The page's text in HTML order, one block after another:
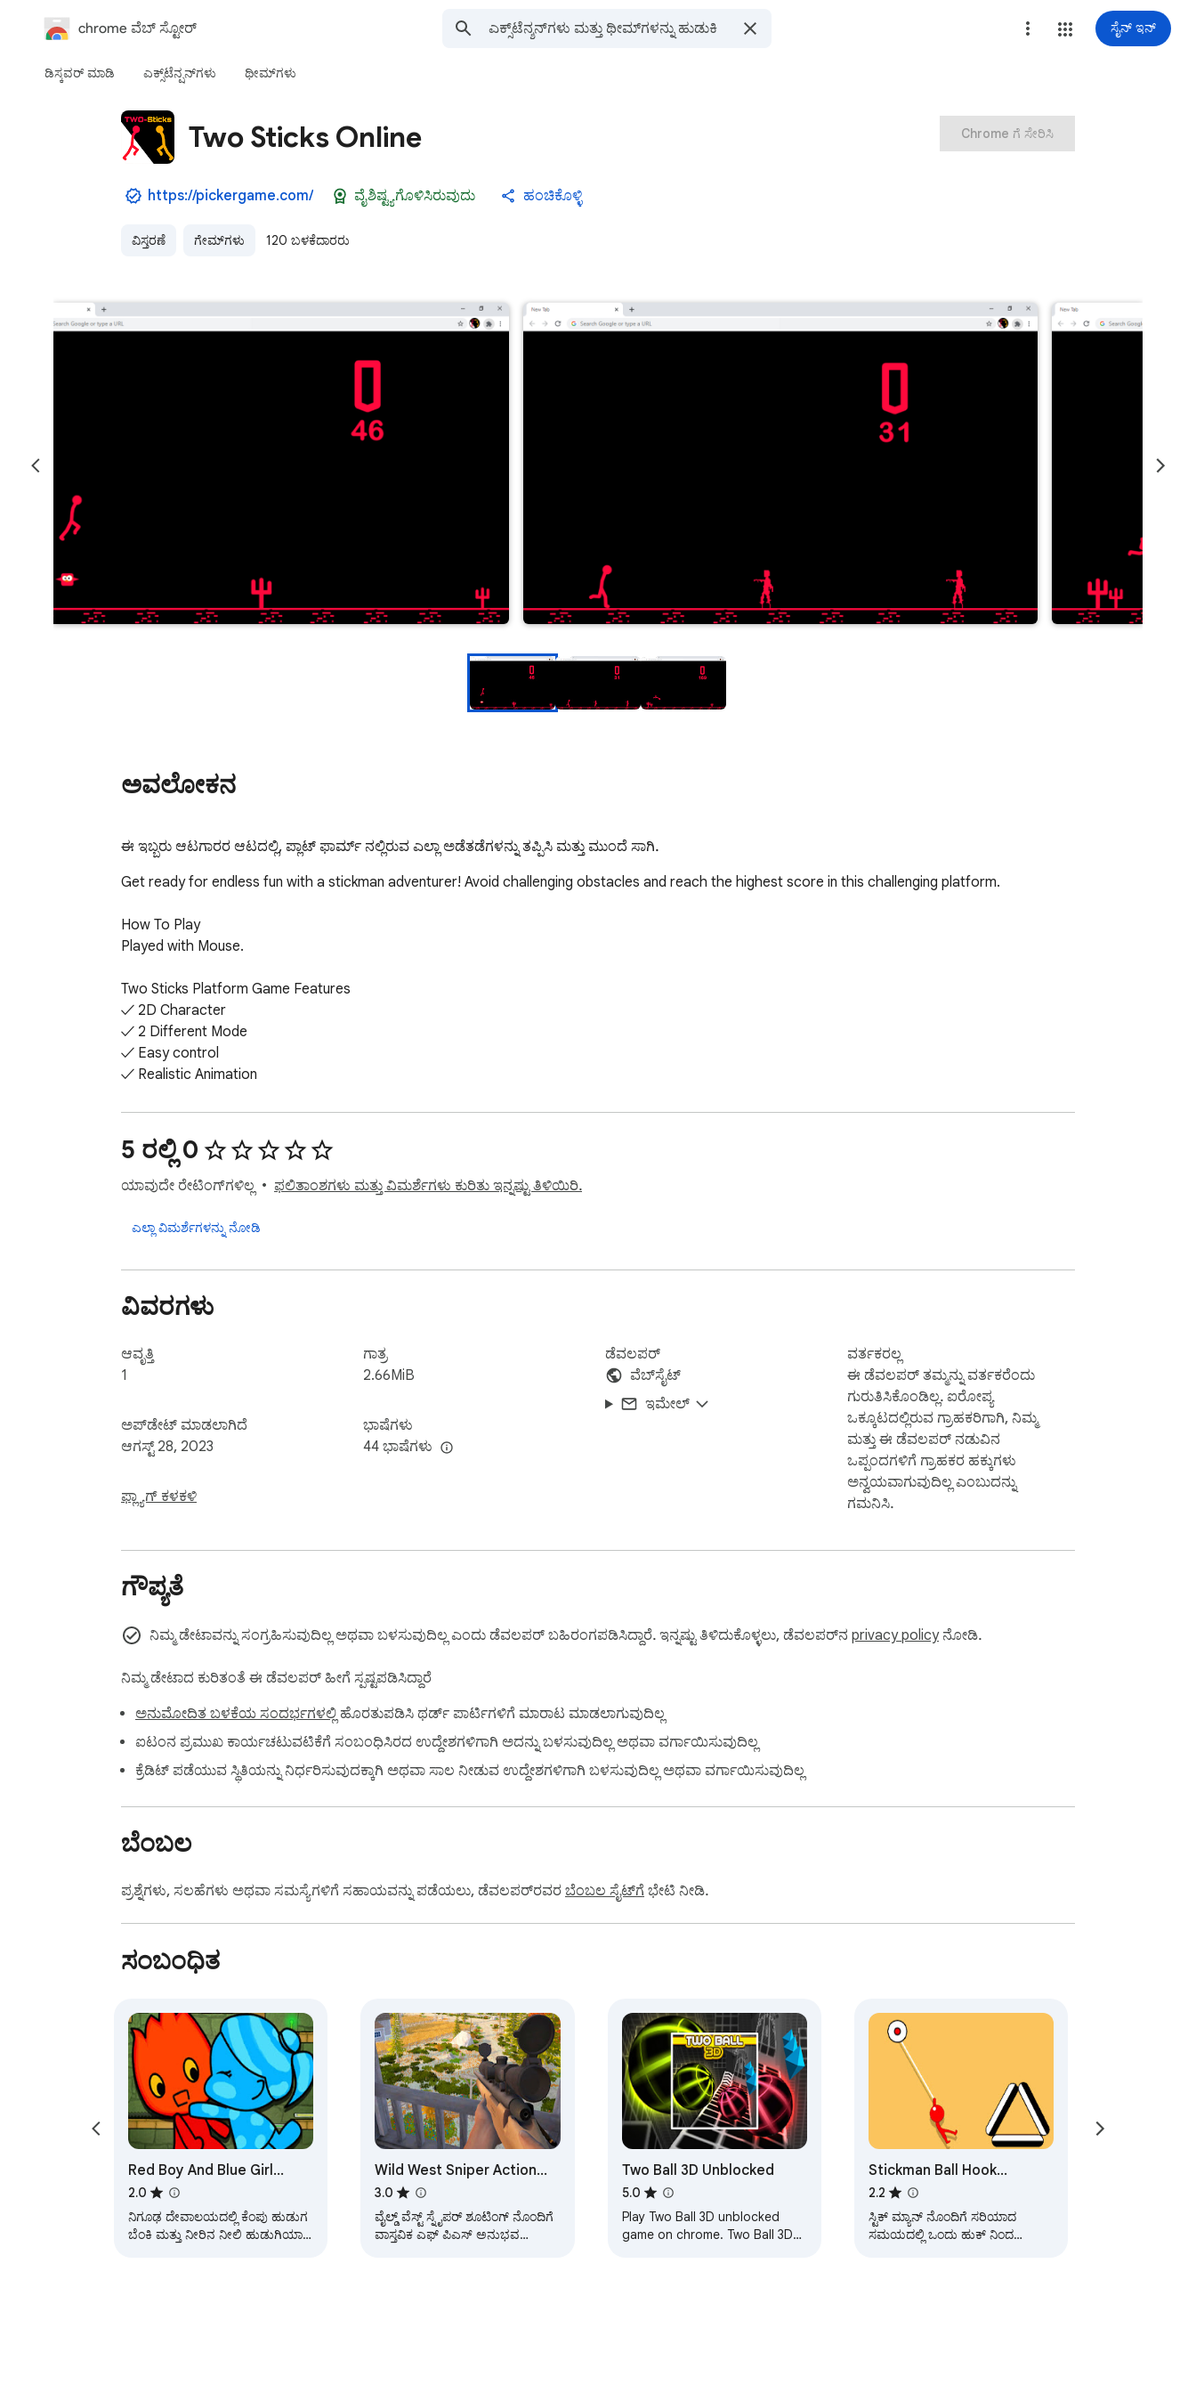
chrome ವೆಬ್‌ ಸ್ಟೋರ್‌ ಸೈನ್ ಇನ್
ಡಿಸ್ಕವರ್ ಮಾಡಿ ಎಕ್ಸ್‌ಟೆನ್ಷನ್‌‌ಗಳು ಥೀಮ್‌ಗಳು
Two Sticks Online
https://pickergame.com/ ವೈಶಿಷ್ಟ್ಯಗೊಳಿಸಿರುವುದು ಹಂಚಿಕೊಳ್ಳಿ
ವಿಸ್ತರಣೆ ಗೇಮ್‌ಗಳು 120 ಬಳಕೆದಾರರು
Chrome ಗೆ ಸೇರಿಸಿ
ಅವಲೋಕನ
ಈ ಇಬ್ಬರು ಆಟಗಾರರ ಆಟದಲ್ಲಿ, ಪ್ಲಾಟ್ ಫಾರ್ಮ್ ನಲ್ಲಿರುವ ಎಲ್ಲಾ ಅಡೆತಡೆಗಳನ್ನು ತಪ್ಪಿಸಿ ಮತ್ತು ಮುಂದೆ ಸಾಗಿ.
Get ready for endless fun with a stickman adventurer! Avoid challenging obstacles and reach the highest score in this challenging platform.
How To Play
Played with Mouse.
Two Sticks Platform Game Features
✓ 2D Character
✓ 2 Different Mode
✓ Easy control
✓ Realistic Animation
Finally, you can enjoy these game for free (and more requests will be added)! Two Sticks Platform Game extension does not contain any hidden ads.
Help and Contact
Contact with us at info@pickergame.com and share your thoughts and problems.
5 ರಲ್ಲಿ 0
ಯಾವುದೇ ರೇಟಿಂಗ್‌ಗಳಿಲ್ಲ ಫಲಿತಾಂಶಗಳು ಮತ್ತು ವಿಮರ್ಶೆಗಳು ಕುರಿತು ಇನ್ನಷ್ಟು ತಿಳಿಯಿರಿ.
ಎಲ್ಲಾ ವಿಮರ್ಶೆಗಳನ್ನು ನೋಡಿ
ವಿವರಗಳು
ಆವೃತ್ತಿ
1
ಅಪ್‌ಡೇಟ್ ಮಾಡಲಾಗಿದೆ
ಆಗಸ್ಟ್ 28, 2023
ಫ್ಲ್ಯಾಗ್ ಕಳಕಳಿ
ಗಾತ್ರ
2.66MiB
ಭಾಷೆಗಳು
44 ಭಾಷೆಗಳು
ಡೆವಲಪರ್
ವೆಬ್‌ಸೈಟ್
ಇಮೇಲ್
ವರ್ತಕರಲ್ಲ
ಈ ಡೆವಲಪರ್ ತಮ್ಮನ್ನು ವರ್ತಕರೆಂದು
ಗುರುತಿಸಿಕೊಂಡಿಲ್ಲ. ಐರೋಪ್ಯ
ಒಕ್ಕೂಟದಲ್ಲಿರುವ ಗ್ರಾಹಕರಿಗಾಗಿ, ನಿಮ್ಮ
ಮತ್ತು ಈ ಡೆವಲಪರ್ ನಡುವಿನ
ಒಪ್ಪಂದಗಳಿಗೆ ಗ್ರಾಹಕರ ಹಕ್ಕುಗಳು
ಅನ್ವಯವಾಗುವುದಿಲ್ಲ ಎಂಬುದನ್ನು
ಗಮನಿಸಿ.
ಗೌಪ್ಯತೆ
ನಿಮ್ಮ ಡೇಟಾವನ್ನು ಸಂಗ್ರಹಿಸುವುದಿಲ್ಲ ಅಥವಾ ಬಳಸುವುದಿಲ್ಲ ಎಂದು ಡೆವಲಪರ್ ಬಹಿರಂಗಪಡಿಸಿದ್ದಾರೆ. ಇನ್ನಷ್ಟು ತಿಳಿದುಕೊಳ್ಳಲು, ಡೆವಲಪರ್‌ನ privacy policyನೋಡಿ.
ನಿಮ್ಮ ಡೇಟಾದ ಕುರಿತಂತೆ ಈ ಡೆವಲಪರ್ ಹೀಗೆ ಸ್ಪಷ್ಟಪಡಿಸಿದ್ದಾರೆ
ಅನುಮೋದಿತ ಬಳಕೆಯ ಸಂದರ್ಭಗಳಲ್ಲಿ ಹೊರತುಪಡಿಸಿ ಥರ್ಡ್ ಪಾರ್ಟಿಗಳಿಗೆ ಮಾರಾಟ ಮಾಡಲಾಗುವುದಿಲ್ಲ
ಐಟಂನ ಪ್ರಮುಖ ಕಾರ್ಯಚಟುವಟಿಕೆಗೆ ಸಂಬಂಧಿಸಿರದ ಉದ್ದೇಶಗಳಿಗಾಗಿ ಅದನ್ನು ಬಳಸುವುದಿಲ್ಲ ಅಥವಾ ವರ್ಗಾಯಿಸುವುದಿಲ್ಲ
ಕ್ರೆಡಿಟ್ ಪಡೆಯುವ ಸ್ಥಿತಿಯನ್ನು ನಿರ್ಧರಿಸುವುದಕ್ಕಾಗಿ ಅಥವಾ ಸಾಲ ನೀಡುವ ಉದ್ದೇಶಗಳಿಗಾಗಿ ಬಳಸುವುದಿಲ್ಲ ಅಥವಾ ವರ್ಗಾಯಿಸುವುದಿಲ್ಲ
ಬೆಂಬಲ
ಪ್ರಶ್ನೆಗಳು, ಸಲಹೆಗಳು ಅಥವಾ ಸಮಸ್ಯೆಗಳಿಗೆ ಸಹಾಯವನ್ನು ಪಡೆಯಲು, ಡೆವಲಪರ್‌ರವರ ಬೆಂಬಲ ಸೈಟ್‌ಗೆ ಭೇಟಿ ನೀಡಿ.
ಸಂಬಂಧಿತ
Red Boy And Blue Girl
Game
2.0
ನಿಗೂಢ ದೇವಾಲಯದಲ್ಲಿ ಕೆಂಪು ಹುಡುಗ
ಬೆಂಕಿ ಮತ್ತು ನೀರಿನ ನೀಲಿ ಹುಡುಗಿಯಾಗಿ
Wild West Sniper Action
Games
3.0
ವೈಲ್ಡ್ ವೆಸ್ಟ್ ಸ್ನೈಪರ್ ಶೂಟಿಂಗ್ ನೊಂದಿಗೆ
ವಾಸ್ತವಿಕ ಎಫ್ ಪಿಎಸ್ ಅನುಭವ
Two Ball 3D Unblocked
5.0
Play Two Ball 3D unblocked
game on chrome. Two Ball 3D
Stickman Ball Hook
Unblocked Game
2.2
ಸ್ಟಿಕ್ ಮ್ಯಾನ್ ನೊಂದಿಗೆ ಸರಿಯಾದ
ಸಮಯದಲ್ಲಿ ಒಂದು ಹುಕ್ ನಿಂದ